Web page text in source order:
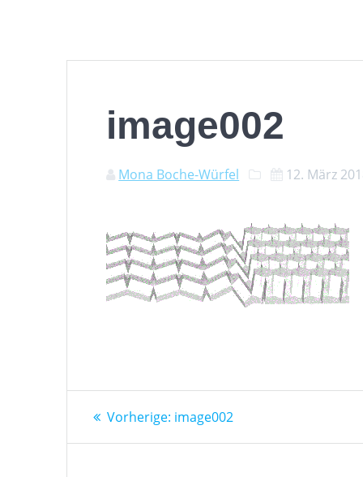
image002
Mona Boche-Würfel 12. März
Beitragsnavigation
Vorherige: Vorheriger
image002